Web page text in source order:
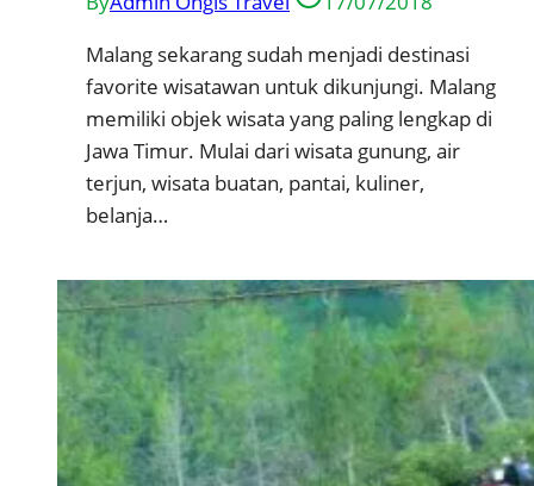
Malang sekarang sudah menjadi destinasi
favorite wisatawan untuk dikunjungi. Malang
memiliki objek wisata yang paling lengkap di
Jawa Timur. Mulai dari wisata gunung, air
terjun, wisata buatan, pantai, kuliner,
belanja…